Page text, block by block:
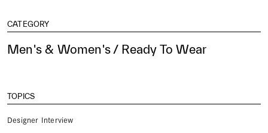
CATEGORY
Men's & Women's / Ready To Wear
TOPICS
Designer Interview